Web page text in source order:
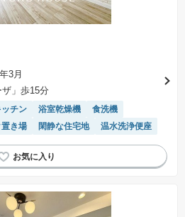
3月
」歩15分
チン 浴室乾燥機
食洗機
き場 閑静な住宅地
温水洗浄便座